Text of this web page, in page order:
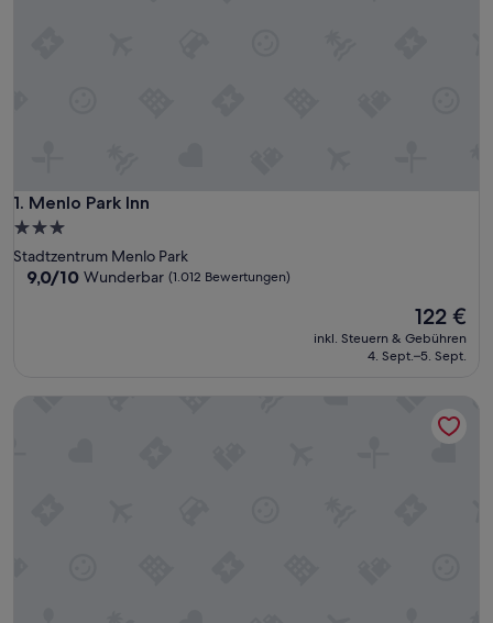
1. Menlo Park Inn
Menlo Park Inn
3.0-
Sterne-
Unterkunft
Stadtzentrum Menlo Park
9.0
9,0/10 Wunderbar (1.012 Bewertungen)
Der
Preis
beträgt
122 €
inkl. Steuern & Gebühren
4. Sept.–5. Sept.